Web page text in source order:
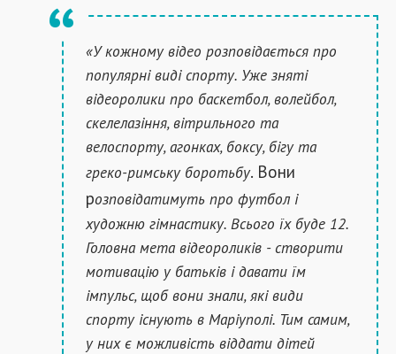
«У кожному відео розповідається про
популярні виді спорту. Уже зняті
відеоролики про баскетбол, волейбол,
скелелазіння, вітрильного та
велоспорту, агонках, боксу, бігу та
греко-римську боротьбу. Вони
розповідатимуть про футбол і
художню гімнастику. Всього їх буде 12.
Головна мета відеороликів - створити
мотивацію у батьків і давати їм
імпульс, щоб вони знали, які види
спорту існують в Маріуполі. Тим самим,
у них є можливість віддати дітей